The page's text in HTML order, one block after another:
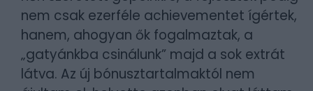
nem csak ezerféle achievementet ígértek,
hanem, ahogyan ők fogalmaztak, a
„gatyánkba csinálunk” majd a sok extrát
látva. Az új bónusztartalmaktól nem